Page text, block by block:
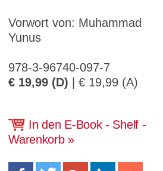
Vorwort von: Muhammad
Yunus
978-3-96740-097-7
€ 19,99 (D) | € 19,99 (A)
In den E-Book - Shelf -
Warenkorb
on
P
den Zustimmungsstatus des